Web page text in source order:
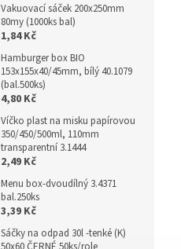
Vakuovací sáček 200x250mm
80my (1000ks bal)
1,84 Kč
Hamburger box BIO
153x155x40/45mm, bílý 40.1079
(bal.500ks)
4,80 Kč
Víčko plast na misku papírovou
350/450/500ml, 110mm
transparentní 3.1444
2,49 Kč
Menu box-dvoudílný 3.4371
bal.250ks
3,39 Kč
Sáčky na odpad 30l -tenké (K)